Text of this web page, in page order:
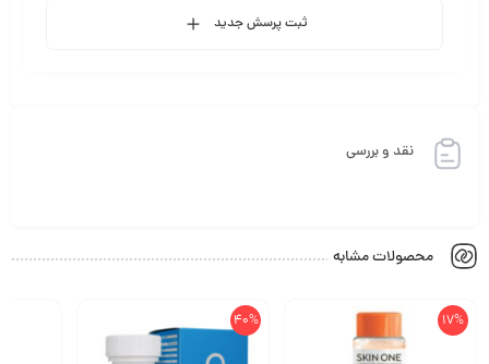
ثبت پرسش جدید
نقد و بررسی
محصولات مشابه
17%
40%